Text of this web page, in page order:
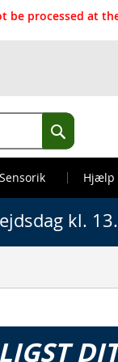
be processed at
Search
Sensorik Hjælp
kl.